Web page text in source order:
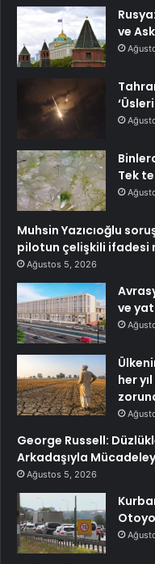
ve
Tek
Muhsin Yazıcıoğlu
pilotun çelişkili ifadesi
Ağustos 5, 2026
ve
her
George Russell:
Arkadaşıyla
Ağustos 5, 2026